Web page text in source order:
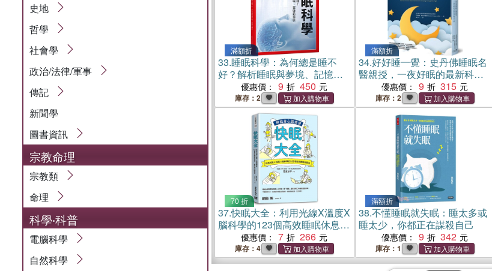
史地
哲學
社會學
政治/法律/軍事
傳記
新聞學
圖書資訊
宗教命理
宗教類
命理
科學‧科普
電腦科學
自然科學
滿額折
33.睡眠科學：為何總是睡不
好？解析睡眠與夢境、記憶的
優惠價： 9 450
庫存：2
滿額折
34.好好睡一覺：史丹佛睡眠名
醫親授，一夜好眠的最新科學
解決方案優惠價： 9 315
庫存：2
70 折
37.快眠大全：利用光線X溫度X
腦科學的123個高效睡眠休息
法， 終結身心腦疲勞
優惠價： 7 266
庫存：4
滿額折
38.不懂睡眠就失眠：睡太多或
睡太少，你都正在謀殺自己
優惠價： 9 342
庫存：1